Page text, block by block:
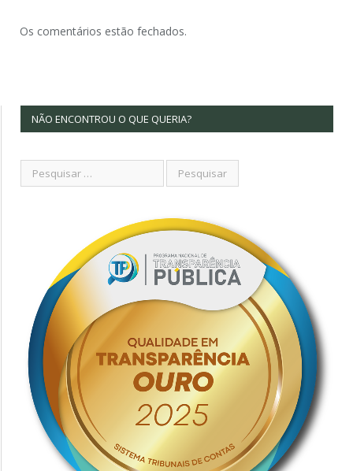
Os comentários estão fechados.
NÃO ENCONTROU O QUE QUERIA?